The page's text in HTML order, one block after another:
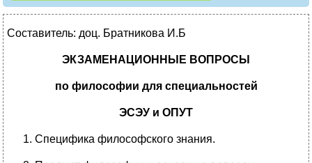
Составитель: доц. Братникова И.Б
ЭКЗАМЕНАЦИОННЫЕ ВОПРОСЫ
по философии для специальностей
ЭСЭУ и ОПУТ
Специфика философского знания.